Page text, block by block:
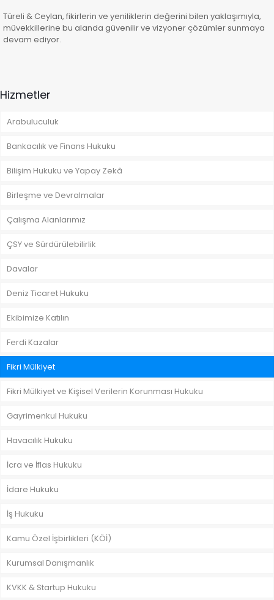
Türeli & Ceylan, fikirlerin ve yeniliklerin değerini bilen yaklaşımıyla,
müvekkillerine bu alanda güvenilir ve vizyoner çözümler sunmaya
devam ediyor.
Hizmetler
Arabuluculuk
Bankacılık ve Finans Hukuku
Bilişim Hukuku ve Yapay Zekâ
Birleşme ve Devralmalar
Çalışma Alanlarımız
ÇSY ve Sürdürülebilirlik
Davalar
Deniz Ticaret Hukuku
Ekibimize Katılın
Ferdi Kazalar
Fikri Mülkiyet
Fikri Mülkiyet ve Kişisel Verilerin Korunması Hukuku
Gayrimenkul Hukuku
Havacılık Hukuku
İcra ve İflas Hukuku
İdare Hukuku
İş Hukuku
Kamu Özel İşbirlikleri (KÖİ)
Kurumsal Danışmanlık
KVKK & Startup Hukuku